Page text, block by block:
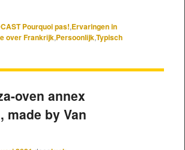
Pourquoi pas!,Ervaringen in
over Frankrijk,Persoonlijk,Typisch
oven annex
made by Van